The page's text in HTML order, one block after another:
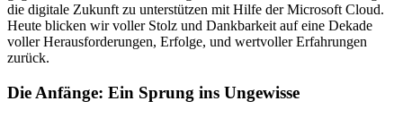
die digitale Zukunft zu unterstützen mit Hilfe der Microsoft Cloud.
Heute blicken wir voller Stolz und Dankbarkeit auf eine Dekade
voller Herausforderungen, Erfolge, und wertvoller Erfahrungen
zurück.
Die Anfänge: Ein Sprung ins Ungewisse